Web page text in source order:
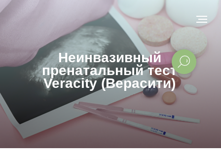
Неинвазивный
пренатальный тест
Veracity (Верасити)